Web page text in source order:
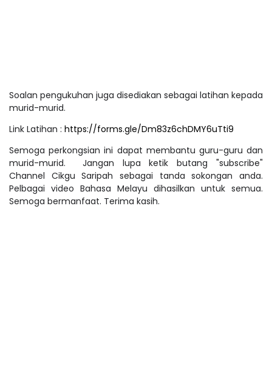
Soalan pengukuhan juga disediakan sebagai latihan kepada
murid-murid.
Link Latihan : https://forms.gle/Dm83z6chDMY6uTti9
Semoga perkongsian ini dapat membantu guru-guru dan
murid-murid.
Jangan lupa ketik butang "subscribe"
Channel Cikgu Saripah sebagai tanda sokongan anda.
Pelbagai video Bahasa Melayu dihasilkan untuk semua.
Semoga bermanfaat. Terima kasih.